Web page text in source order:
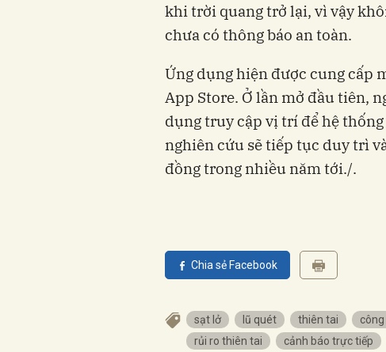
khi trời quang trở lại, vì vậy
chưa có thông báo an toàn.
Ứng dụng hiện được cung cấp
App Store. Ở lần mở đầu tiên,
dụng truy cập vị trí để hệ
nghiên cứu sẽ tiếp tục duy trì
đồng trong nhiều năm tới./.
Chia sẻ Facebook
sạt lở lũ quét thiên tai
rủi ro thiên tai
cảnh báo trực tiếp